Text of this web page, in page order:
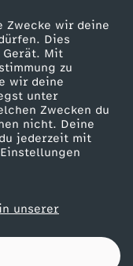
Zwecke wir deine
Dies
Mit
zu
wir deine
unter
Zwecken du
nicht. Deine
jederzeit mit
unserer